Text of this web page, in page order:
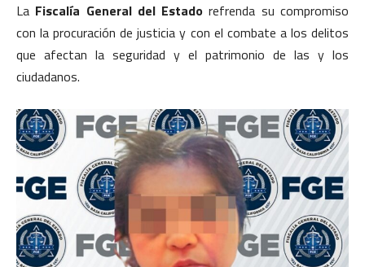
La Fiscalía General del Estado refrenda su compromiso
con la procuración de justicia y con el combate a los delitos
que afectan la seguridad y el patrimonio de las y los
ciudadanos.